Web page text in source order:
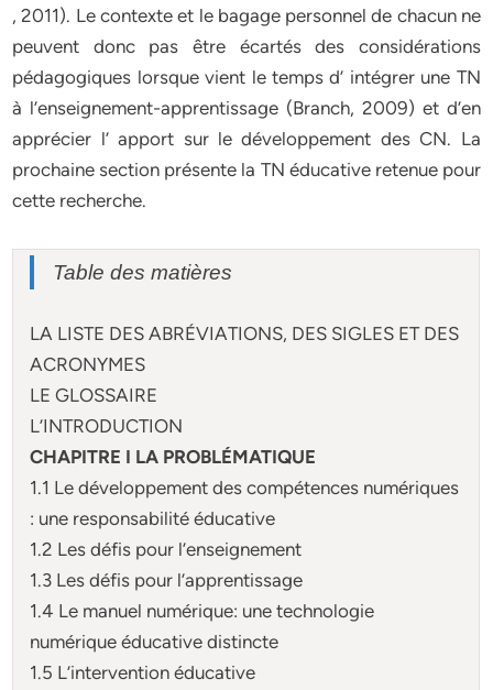
, 2011). Le contexte et le bagage personnel de chacun ne
peuvent donc pas être écartés des considérations
pédagogiques lorsque vient le temps d’ intégrer une TN
à l’enseignement-apprentissage (Branch, 2009) et d’en
apprécier l’ apport sur le développement des CN. La
prochaine section présente la TN éducative retenue pour
cette recherche.
Table des matières
LA LISTE DES ABRÉVIATIONS, DES SIGLES ET DES
ACRONYMES
LE GLOSSAIRE
L’INTRODUCTION
CHAPITRE I LA PROBLÉMATIQUE
1.1 Le développement des compétences numériques
: une responsabilité éducative
1.2 Les défis pour l’enseignement
1.3 Les défis pour l’apprentissage
1.4 Le manuel numérique: une technologie
numérique éducative distincte
1.5 L’intervention éducative